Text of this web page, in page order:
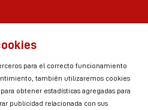
ticktok
a linkedin
para el correcto funcionamiento
también utilizaremos cookies
obtener estadísticas agregadas para
publicidad relacionada con sus